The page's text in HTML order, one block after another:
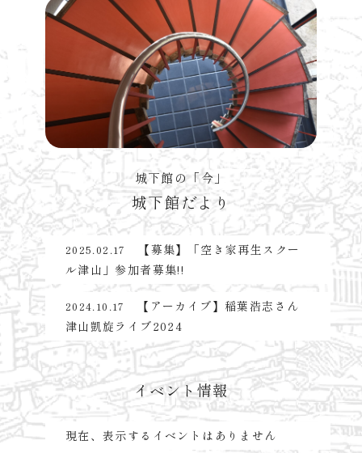
城下館の「今」
城下館だより
2025.02.17
【募集】「空き家再生スクー
ル津山」参加者募集!!
2024.10.17
【アーカイブ】稲葉浩志さん
津山凱旋ライブ2024
イベント情報
現在、表示するイベントはありません